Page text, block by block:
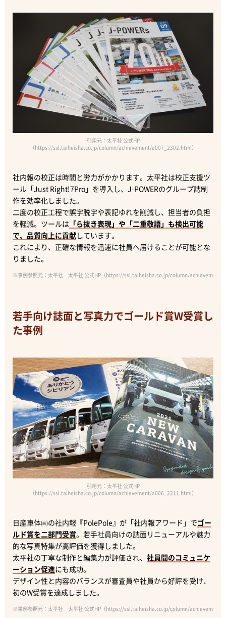
引用元：太平社 公式HP
（https://ssl.taiheisha.co.jp/column/achievement/a007_2302.html）
社内報の校正は時間と労力がかかります。太平社は校正支援ツ
ール「Just Right!7Pro」を導入し、J-POWERのグループ誌制
作を効率化しました。
二度の校正工程で誤字脱字や表記ゆれを削減し、担当者の負担
を軽減。ツールは 「ら抜き表現」や「二重敬語」も検出可能
で、品質向上に貢献しています。
これにより、正確な情報を迅速に社員へ届けることが可能とな
りました。
※事例参照元：太平社 太平社 公式HP（https://ssl.taiheisha.co.jp/column/achievement/
若手向け誌面と写真力でゴールド賞W受賞し
た事例
引用元：太平社 公式HP
（https://ssl.taiheisha.co.jp/column/achievement/a006_2211.html）
日産車体㈱の社内報『PolePole』が「社内報アワード」でゴー
ルド賞を二部門受賞。若手社員向けの誌面リニューアルや魅力
的な写真特集が高評価を獲得しました。
太平社の丁寧な制作と編集力が評価され、 社員間のコミュニケ
ーション促進にも成功。
デザイン性と内容のバランスが審査員や社員から好評を受け、
初のW受賞を達成しました。
※事例参照元：太平社 太平社 公式HP（https://ssl.taiheisha.co.jp/column/achievement/